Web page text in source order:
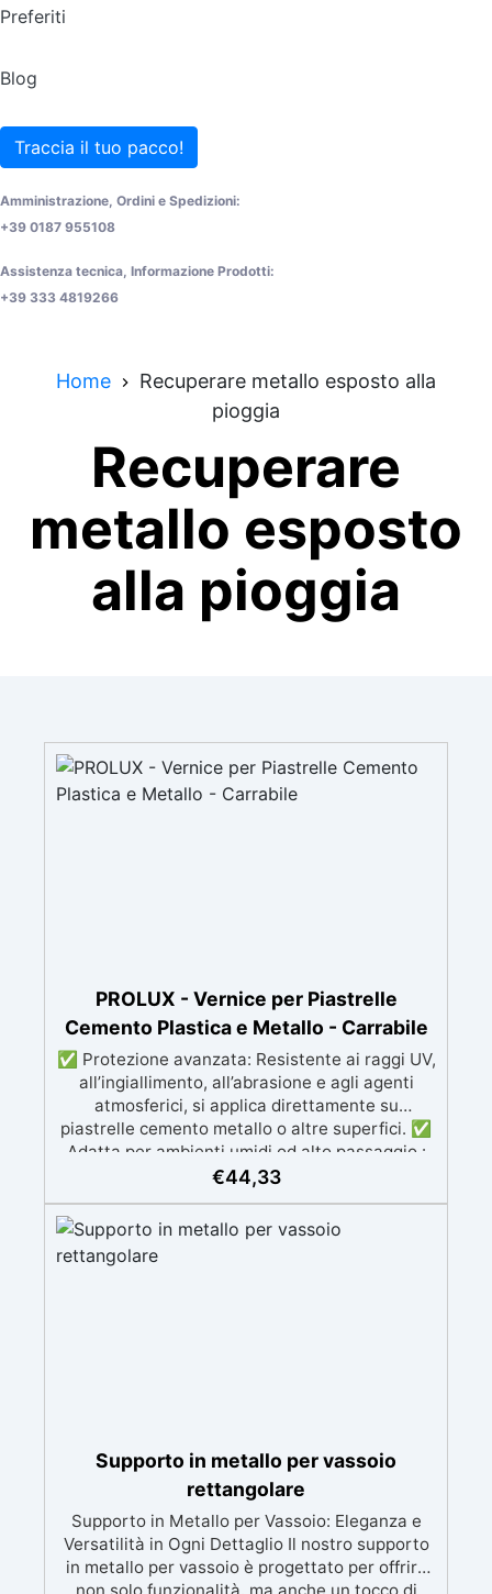
Preferiti
Blog
Traccia il tuo pacco!
Amministrazione, Ordini e Spedizioni:
+39 0187 955108
Assistenza tecnica, Informazione Prodotti:
+39 333 4819266
Home
Recuperare metallo esposto alla
pioggia
Recuperare
metallo esposto
alla pioggia
PROLUX - Vernice per Piastrelle
Cemento Plastica e Metallo - Carrabile
✅ Protezione avanzata: Resistente ai raggi UV,
all’ingiallimento, all’abrasione e agli agenti
atmosferici, si applica direttamente su
piastrelle cemento metallo o altre superfici. ✅
Adatta per ambienti umidi od alto passaggio :
Formulazione Poliuretanica, ideale per ambienti
superiore alle resine epossidiche e vernici
classiche. ✅ Finitura versatile e
personalizzabile: Disponibile in qualsiasi colore,
574/2014 - Marcatura CE secondo EN 1504-2 e
relativa Dichiarazione di Prestazione (DoP) ✅
Facile da Usare, miscela i 2 componenti (2 : 1)
comodamente predosati
€44,33
Supporto in metallo per vassoio
rettangolare
Supporto in Metallo per Vassoio: Eleganza e
Versatilità in Ogni Dettaglio Il nostro supporto
in metallo per vassoio è progettato per offrire
non solo funzionalità, ma anche un tocco di